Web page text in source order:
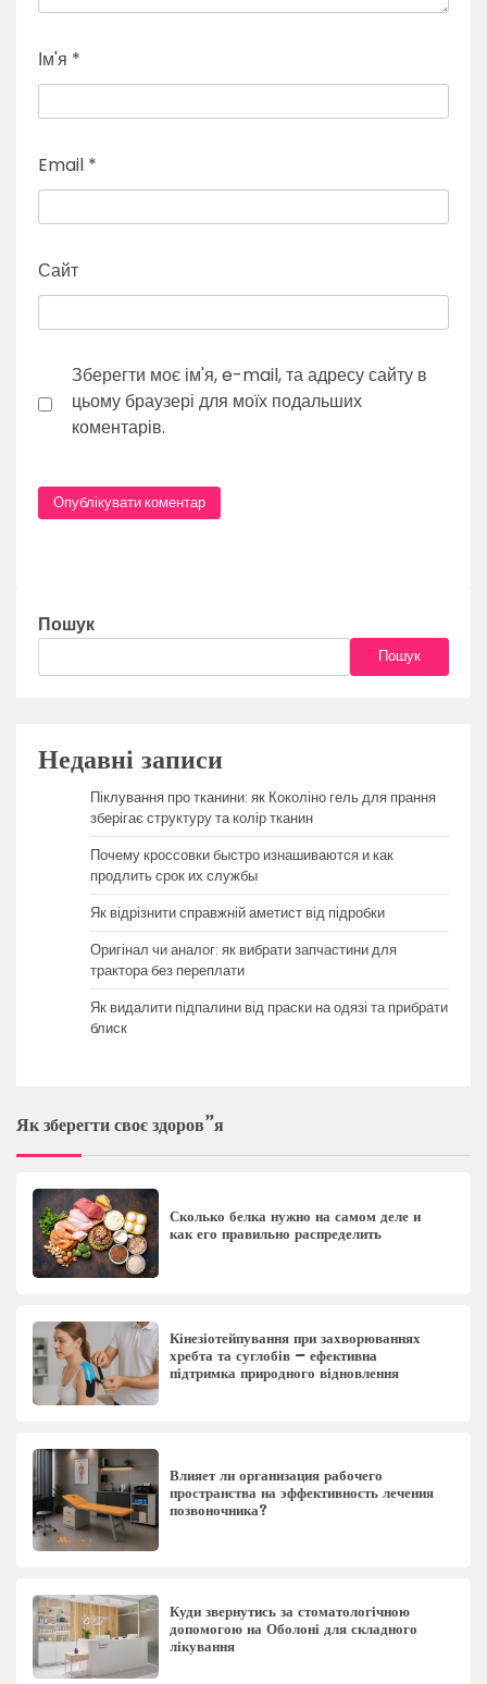
Ім'я *
Email *
Сайт
Зберегти моє ім'я, e-mail, та адресу сайту в
цьому браузері для моїх подальших
коментарів.
Пошук
Пошук
Недавні записи
Піклування про тканини: як Коколіно гель для прання
зберігає структуру та колір тканин
Почему кроссовки быстро изнашиваются и как
продлить срок их службы
Як відрізнити справжній аметист від підробки
Оригінал чи аналог: як вибрати запчастини для
трактора без переплати
Як видалити підпалини від праски на одязі та прибрати
блиск
Як зберегти своє здоров”я
Сколько белка нужно на самом деле и
как его правильно распределить
Кінезіотейпування при захворюваннях
хребта та суглобів – ефективна
підтримка природного відновлення
Влияет ли организация рабочего
пространства на эффективность лечения
позвоночника?
Куди звернутись за стоматологічною
допомогою на Оболоні для складного
лікування